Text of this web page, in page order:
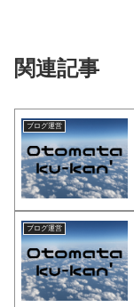
関連記事
ブログ運営
ブログ運営